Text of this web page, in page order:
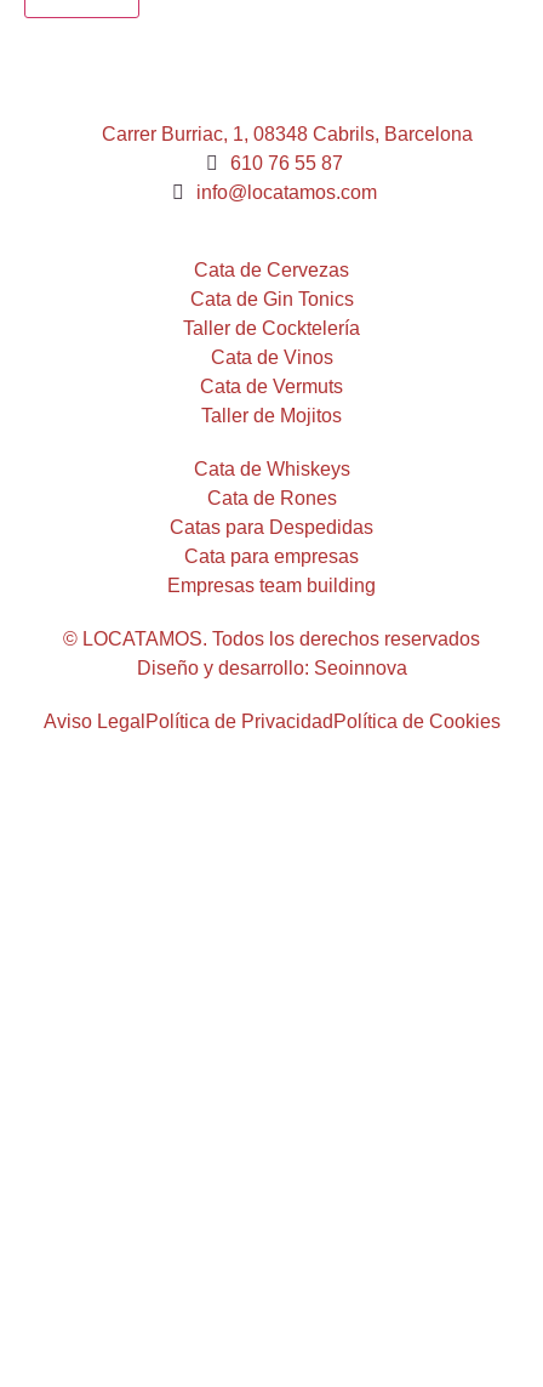
Carrer Burriac, 1, 08348 Cabrils, Barcelona
610 76 55 87
info@locatamos.com
Cata de Cervezas
Cata de Gin Tonics
Taller de Cocktelería
Cata de Vinos
Cata de Vermuts
Taller de Mojitos
Cata de Whiskeys
Cata de Rones
Catas para Despedidas
Cata para empresas
Empresas team building
© LOCATAMOS. Todos los derechos reservados
Diseño y desarrollo: Seoinnova
Aviso Legal Política de Privacidad Política de Cookies